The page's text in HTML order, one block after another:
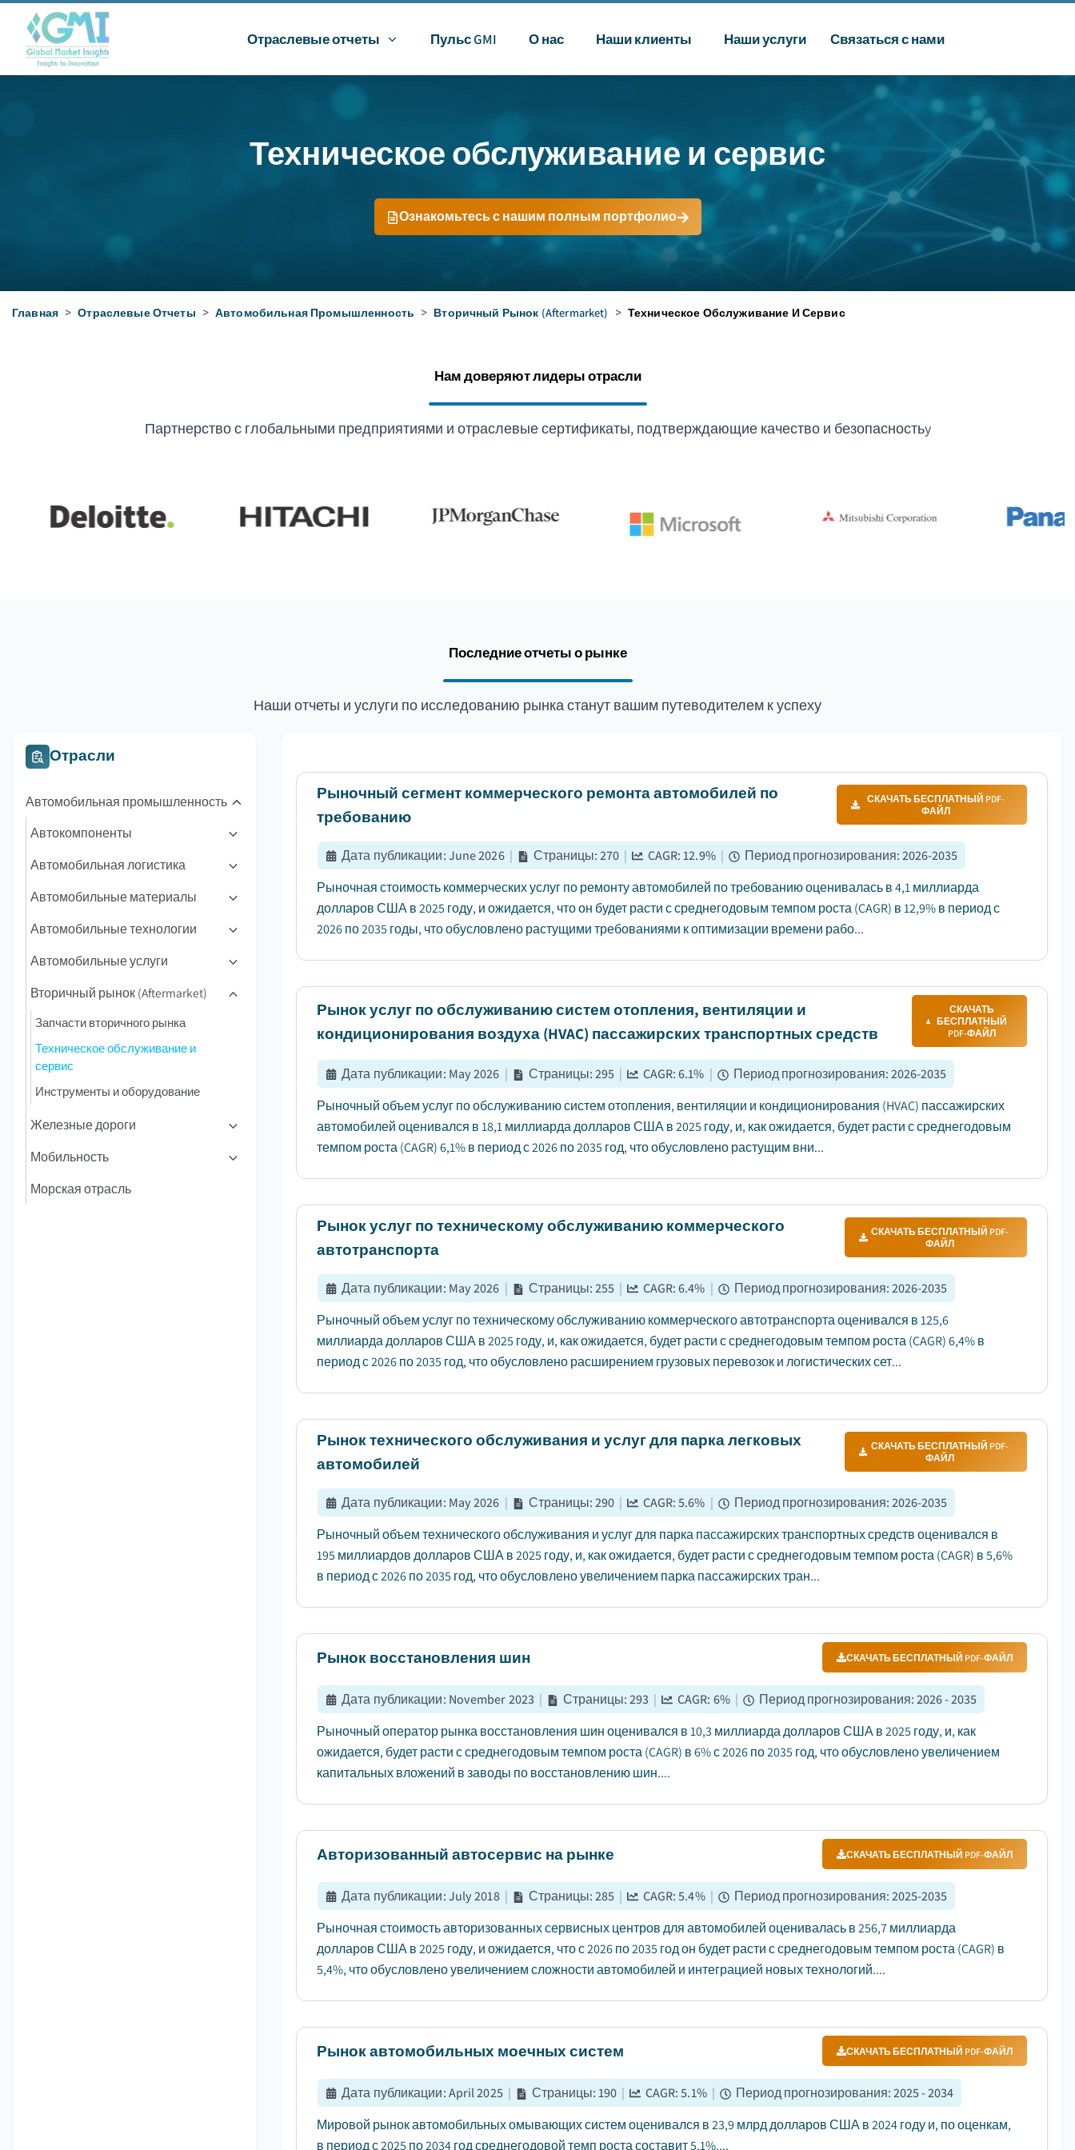
Отраслевые отчеты Пульс GMI О нас Наши клиенты Наши услуги Связаться с нами
Техническое обслуживание и сервис
Ознакомьтесь с нашим полным портфолио
Главная > Отраслевые Отчеты > Автомобильная Промышленность > Вторичный Рынок (Aftermarket) > Техническое Обслуживание И Сервис
Нам доверяют лидеры отрасли
Партнерство с глобальными предприятиями и отраслевые сертификаты, подтверждающие качество и безопасностьy
Последние отчеты о рынке
Наши отчеты и услуги по исследованию рынка станут вашим путеводителем к успеху
Отрасли
Автомобильная промышленность
Автокомпоненты
Автомобильная логистика
Автомобильные материалы
Автомобильные технологии
Автомобильные услуги
Вторичный рынок (Aftermarket)
Запчасти вторичного рынка
Техническое обслуживание и
сервис
Инструменты и оборудование
Железные дороги
Мобильность
Морская отрасль
Рыночный сегмент коммерческого ремонта автомобилей по
требованию
СКАЧАТЬ БЕСПЛАТНЫЙ PDF-
ФАЙЛ
Дата публикации:June 2026 | Страницы:270 | CAGR:12.9% | Период прогнозирования:2026-2035
Рыночная стоимость коммерческих услуг по ремонту автомобилей по требованию оценивалась в 4,1 миллиарда
долларов США в 2025 году, и ожидается, что он будет расти с среднегодовым темпом роста (CAGR) в 12,9% в период с
2026 по 2035 годы, что обусловлено растущими требованиями к оптимизации времени рабо...
Рынок услуг по обслуживанию систем отопления, вентиляции и
кондиционирования воздуха (HVAC) пассажирских транспортных средств
СКАЧАТЬ
БЕСПЛАТНЫЙ
PDF-ФАЙЛ
Дата публикации: May 2026 | Страницы:295 | CAGR:6.1% | Период прогнозирования:2026-2035
Рыночный объем услуг по обслуживанию систем отопления, вентиляции и кондиционирования (HVAC) пассажирских
автомобилей оценивался в 18,1 миллиарда долларов США в 2025 году, и, как ожидается, будет расти с среднегодовым
темпом роста (CAGR) 6,1% в период с 2026 по 2035 год, что обусловлено растущим вни...
Рынок услуг по техническому обслуживанию коммерческого
автотранспорта
СКАЧАТЬ БЕСПЛАТНЫЙ PDF-
ФАЙЛ
Дата публикации: May 2026 | Страницы:255 | CAGR:6.4% | Период прогнозирования:2026-2035
Рыночный объем услуг по техническому обслуживанию коммерческого автотранспорта оценивался в 125,6
миллиарда долларов США в 2025 году, и, как ожидается, будет расти с среднегодовым темпом роста (CAGR) 6,4% в
период с 2026 по 2035 год, что обусловлено расширением грузовых перевозок и логистических сет...
Рынок технического обслуживания и услуг для парка легковых
автомобилей
СКАЧАТЬ БЕСПЛАТНЫЙ PDF-
ФАЙЛ
Дата публикации: May 2026 | Страницы:290 | CAGR:5.6% | Период прогнозирования:2026-2035
Рыночный объем технического обслуживания и услуг для парка пассажирских транспортных средств оценивался в
195 миллиардов долларов США в 2025 году, и, как ожидается, будет расти с среднегодовым темпом роста (CAGR) в 5,6%
в период с 2026 по 2035 год, что обусловлено увеличением парка пассажирских тран...
Рынок восстановления шин СКАЧАТЬ БЕСПЛАТНЫЙ PDF-ФАЙЛ
Дата публикации: November 2023 | Страницы:293 | CAGR: 6% | Период прогнозирования:2026 - 2035
Рыночный оператор рынка восстановления шин оценивался в 10,3 миллиарда долларов США в 2025 году, и, как
ожидается, будет расти с среднегодовым темпом роста (CAGR) в 6% с 2026 по 2035 год, что обусловлено увеличением
капитальных вложений в заводы по восстановлению шин....
Авторизованный автосервис на рынке СКАЧАТЬ БЕСПЛАТНЫЙ PDF-ФАЙЛ
Дата публикации:July 2018 | Страницы:285 | CAGR:5.4% | Период прогнозирования:2025-2035
Рыночная стоимость авторизованных сервисных центров для автомобилей оценивалась в 256,7 миллиарда
долларов США в 2025 году, и ожидается, что с 2026 по 2035 год он будет расти с среднегодовым темпом роста (CAGR) в
5,4%, что обусловлено увеличением сложности автомобилей и интеграцией новых технологий....
Рынок автомобильных моечных систем СКАЧАТЬ БЕСПЛАТНЫЙ PDF-ФАЙЛ
Дата публикации:April 2025 | Страницы:190 | CAGR:5.1% | Период прогнозирования:2025 - 2034
Мировой рынок автомобильных омывающих систем оценивался в 23,9 млрд долларов США в 2024 году и, по оценкам,
в период с 2025 по 2034 год среднегодовой темп роста составит 5,1%....